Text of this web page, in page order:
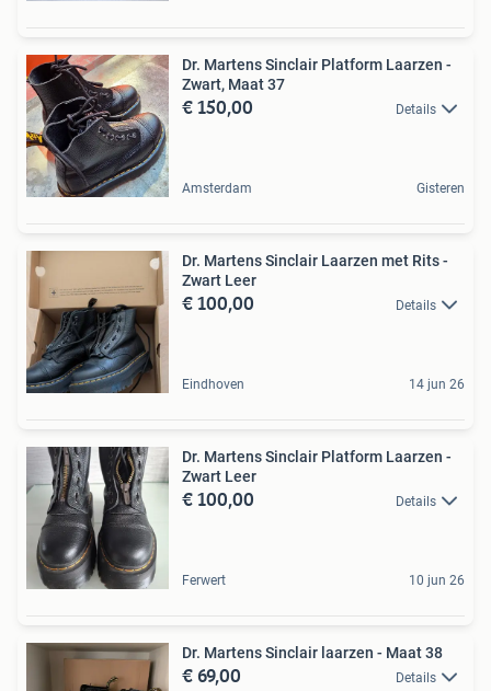
Dr. Martens Sinclair Platform Laarzen -
Zwart, Maat 37
€ 150,00 Details
Amsterdam Gisteren
Dr. Martens Sinclair Laarzen met Rits -
Zwart Leer
€ 100,00 Details
Eindhoven 14 jun 26
Dr. Martens Sinclair Platform Laarzen -
Zwart Leer
€ 100,00 Details
Ferwert 10 jun 26
Dr. Martens Sinclair laarzen - Maat 38
€ 69,00 Details